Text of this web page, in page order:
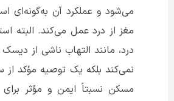
می‌شود و عملکرد آن به‌گونه‌ای
مغز از درد عمل می‌کند. البته
درد، مانند التهاب ناشی از
نمی‌کند بلکه یک توصیه مؤکد از
مسکن نسبتاً ایمن و مؤثر